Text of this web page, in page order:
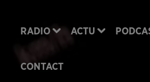
RADIO ACTU
CONTACT